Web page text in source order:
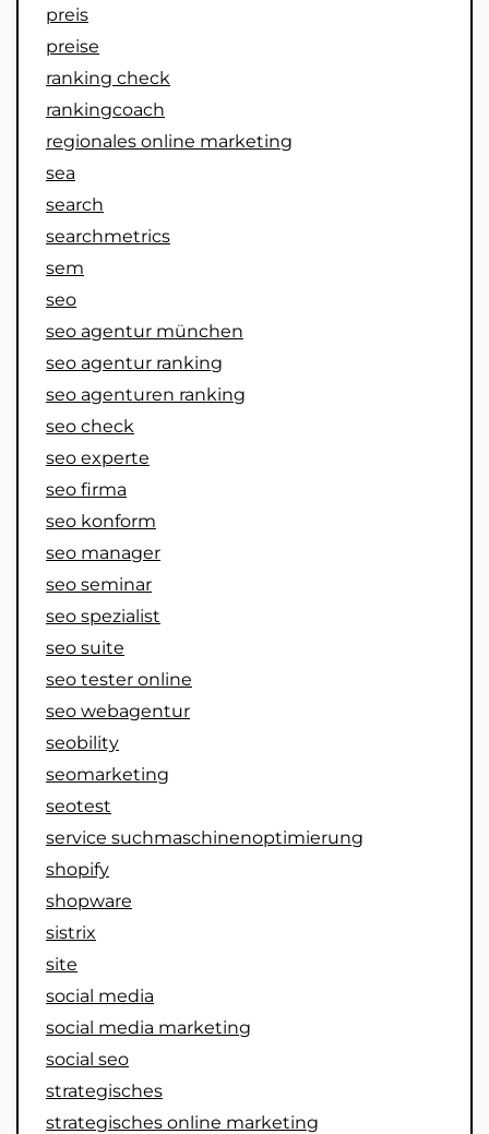
preis
preise
ranking check
rankingcoach
regionales online marketing
sea
search
searchmetrics
sem
seo
seo agentur münchen
seo agentur ranking
seo agenturen ranking
seo check
seo experte
seo firma
seo konform
seo manager
seo seminar
seo spezialist
seo suite
seo tester online
seo webagentur
seobility
seomarketing
seotest
service suchmaschinenoptimierung
shopify
shopware
sistrix
site
social media
social media marketing
social seo
strategisches
strategisches online marketing